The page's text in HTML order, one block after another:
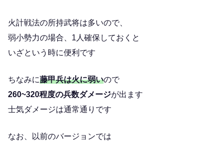
火計戦法の所持武将は多いので、
弱小勢力の場合、1人確保しておくと
いざという時に便利です
ちなみに藤甲兵は火に弱いので
260~320程度の兵数ダメージが出ます
士気ダメージは通常通りです
なお、以前のバージョンでは